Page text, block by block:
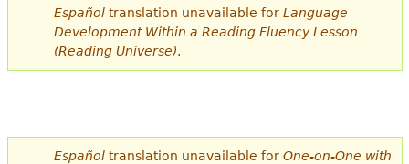
Españoltranslation unavailable for Language
Development Within a Reading Fluency Lesson
(Reading Universe).
Españoltranslation unavailable for One-on-One with